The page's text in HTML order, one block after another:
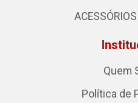
Quem
Política de